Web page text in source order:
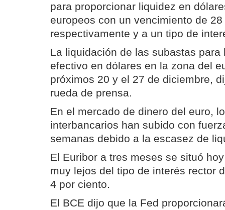
para proporcionar liquidez en
europeos con un vencimiento de
respectivamente y a un tipo de
La liquidación de las subastas para
efectivo en dólares en la zona del
próximos 20 y el 27 de diciembre,
rueda de prensa.
En el mercado de dinero del euro,
interbancarios han subido con
semanas debido a la escasez de
El Euribor a tres meses se situó
muy lejos del tipo de interés rector
4 por ciento.
El BCE dijo que la Fed